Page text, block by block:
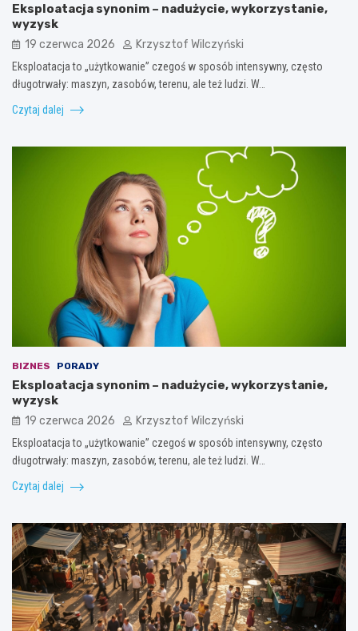
Eksploatacja synonim – nadużycie, wykorzystanie,
wyzysk
19 czerwca 2026 Krzysztof Wilczyński
Eksploatacja to „użytkowanie” czegoś w sposób intensywny, często
długotrwały: maszyn, zasobów, terenu, ale też ludzi. W…
Czytaj dalej
BIZNES PORADY
Eksploatacja synonim – nadużycie, wykorzystanie,
wyzysk
19 czerwca 2026 Krzysztof Wilczyński
Eksploatacja to „użytkowanie” czegoś w sposób intensywny, często
długotrwały: maszyn, zasobów, terenu, ale też ludzi. W…
Czytaj dalej